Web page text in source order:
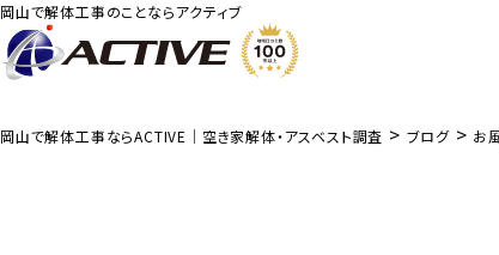
岡山で解体工事のことならアクティブ
岡山で解体工事ならACTIVE｜空き家解体・アスベスト調査 > ブログ > お